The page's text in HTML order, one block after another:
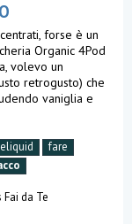
forse è un
Organic 4Pod
volevo un
retrogusto) che
vaniglia e
eliquid
fare
da Te